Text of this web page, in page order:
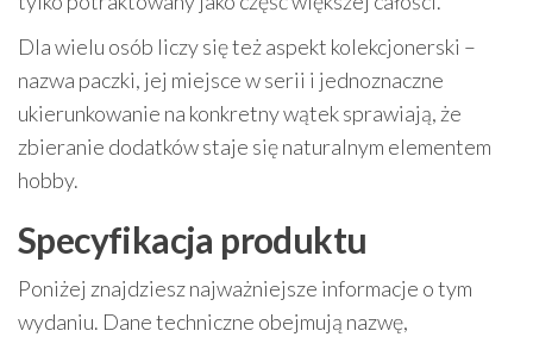
Dla wielu osób liczy się też aspekt kolekcjonerski –
nazwa paczki, jej miejsce w serii i jednoznaczne
ukierunkowanie na konkretny wątek sprawiają, że
zbieranie dodatków staje się naturalnym elementem
hobby.
Specyfikacja produktu
Poniżej znajdziesz najważniejsze informacje o tym
wydaniu. Dane techniczne obejmują nazwę,